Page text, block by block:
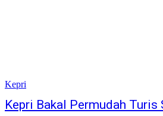
Kepri
Kepri Bakal Permudah Turis